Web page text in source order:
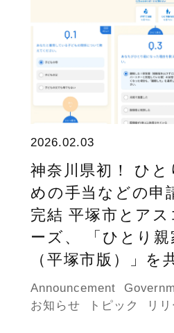
2026.02.03
神奈川県初！ ひと
めの手当などの申
完結 平塚市とアス
ーズ、 「ひとり
（平塚市版）」を
Announcement
お知らせ
トピック リ